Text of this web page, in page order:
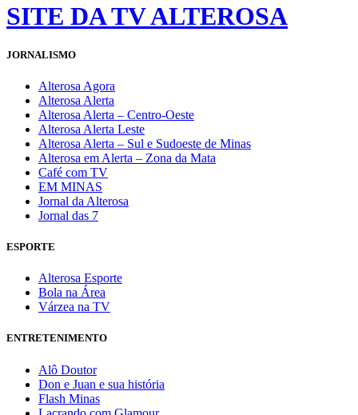
SITE DA TV ALTEROSA
JORNALISMO
Alterosa Agora
Alterosa Alerta
Alterosa Alerta – Centro-Oeste
Alterosa Alerta Leste
Alterosa Alerta – Sul e Sudoeste de Minas
Alterosa em Alerta – Zona da Mata
Café com TV
EM MINAS
Jornal da Alterosa
Jornal das 7
ESPORTE
Alterosa Esporte
Bola na Área
Várzea na TV
ENTRETENIMENTO
Alô Doutor
Don e Juan e sua história
Flash Minas